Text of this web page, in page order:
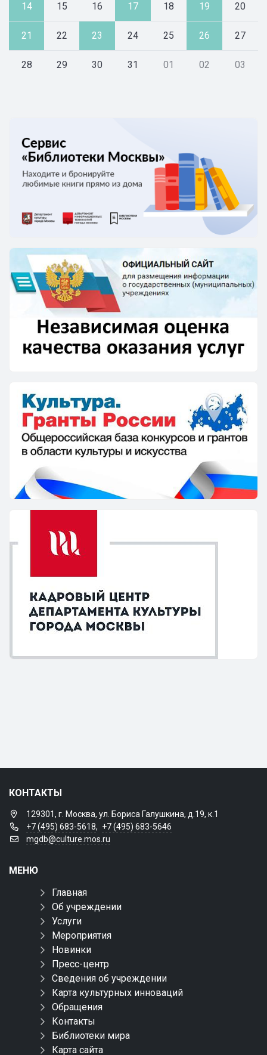
14 15 16 17 18 19 20
21 22 23 24 25 26 27
28 29 30 31 01 02 03
КОНТАКТЫ
129301, г. Москва, ул. Бориса Галушкина, д.19, к.1
+7 (495) 683-5618, +7 (495) 683-5646
mgdb@culture.mos.ru
МЕНЮ
Главная
Об учреждении
Услуги
Мероприятия
Новинки
Пресс-центр
Сведения об учреждении
Карта культурных инноваций
Обращения
Контакты
Библиотеки мира
Карта сайта